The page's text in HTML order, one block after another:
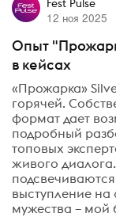
Fest Pulse
12 ноя 2025
Опыт
в кейсах
«Прожарка»
горячей.
формат дает
подробный
топовых
живого
выступление на
мужества – мой